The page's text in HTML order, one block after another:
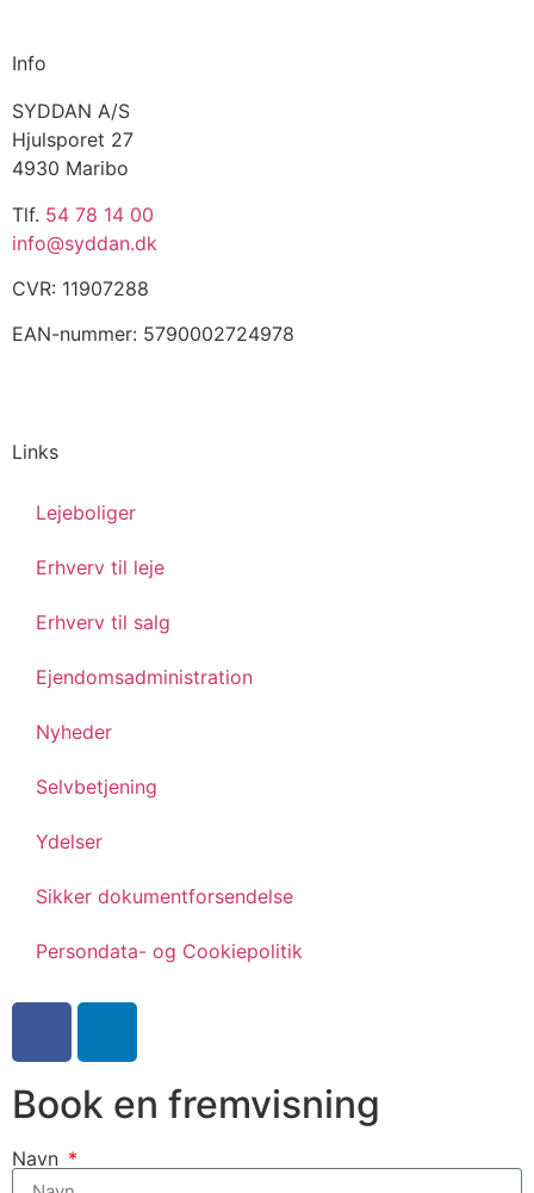
Info
SYDDAN A/S
Hjulsporet 27
4930 Maribo
Tlf. 54 78 14 00
info@syddan.dk
CVR: 11907288
EAN-nummer: 5790002724978
Links
Lejeboliger
Erhverv til leje
Erhverv til salg
Ejendomsadministration
Nyheder
Selvbetjening
Ydelser
Sikker dokumentforsendelse
Persondata- og Cookiepolitik
Book en fremvisning
Navn